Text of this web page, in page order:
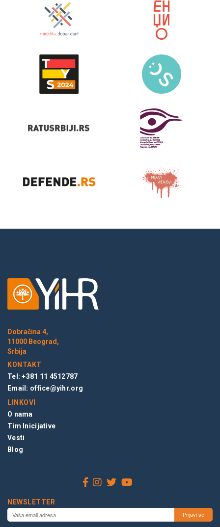
Dobračina 4,
11000 Beograd,
Srbija
KONTAKT
Tel: +381 11 4512787
Email: office@yihr.org
LINKOVI
O nama
Tim Inicijative
Vesti
Blog
NEWSLETTER